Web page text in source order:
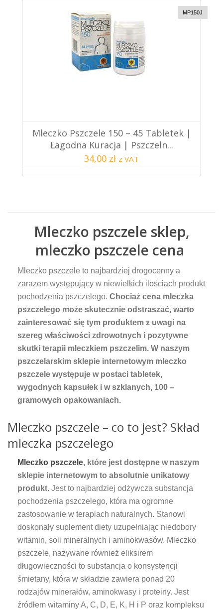
MP150J
Mleczko Pszczele 150 – 45 Tabletek |
Łagodna Kuracja | Pszczeln...
34,00 zł z VAT
Mleczko pszczele sklep,
mleczko pszczele cena
Mleczko pszczele to najbardziej drogocenny a
zarazem występujący w niewielkich ilościach produkt
pochodzenia pszczelego. Chociaż cena mleczka
pszczelego może skutecznie odstraszać, warto
zainteresować się tym produktem z uwagi na
szereg właściwości zdrowotnych i pozytywne
skutki terapii mleczkiem pszczelim. W naszym
pszczelarskim sklepie internetowym mleczko
pszczele występuje w postaci tabletek,
wygodnych kapsułek i w szklanych, 100 –
gramowych opakowaniach.
Mleczko pszczele – co to jest? Skład
mleczka pszczelego
Mleczko pszczele, które jest dostępne w naszym
sklepie internetowym to absolutnie unikatowy
produkt. Jest to najbardziej odżywcza substancja
pochodzenia pszczelego, która ma ogromne
zastosowanie w terapiach naturalnych. Stanowi
doskonały suplement diety uzupełniając niedobory
witamin, soli mineralnych i aminokwasów. Mleczko
pszczele, nazywane również eliksirem
długowieczności to substancja o konsystencji
śmietany, która w składzie zawiera ponad 20
rodzajów minerałów, aminokwasy i proteiny. Jest
źródłem witaminy A, C, D, E, K, H i P oraz kompleksu